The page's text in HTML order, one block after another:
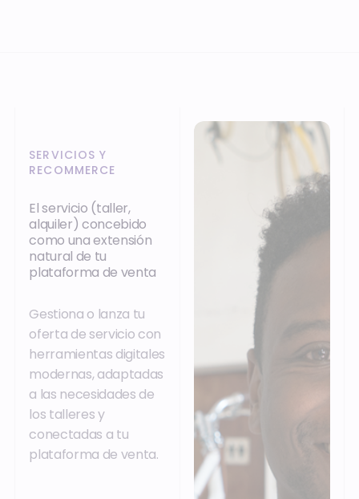
SERVICIOS Y
RECOMMERCE
El servicio (taller,
alquiler) concebido
como una extensión
natural de tu
plataforma de venta
Gestiona o lanza tu
oferta de servicio con
herramientas digitales
modernas, adaptadas
a las necesidades de
los talleres y
conectadas a tu
plataforma de venta.